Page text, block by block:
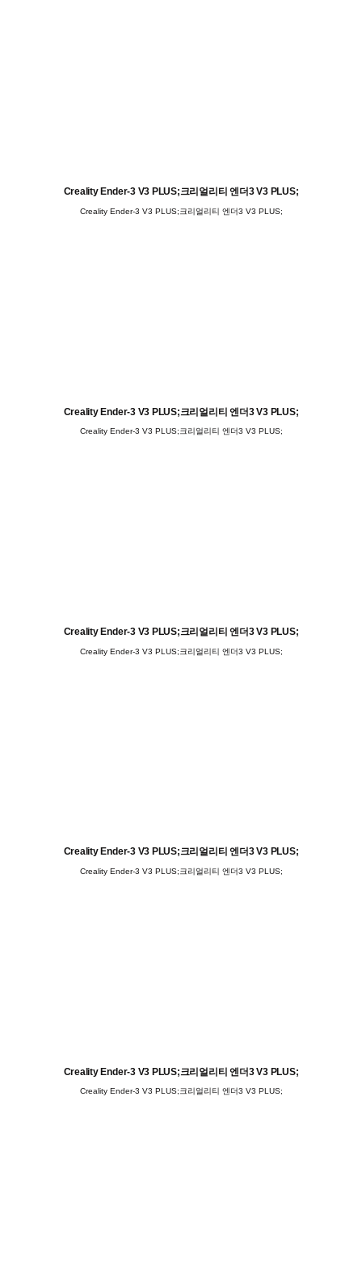
Creality Ender-3 V3 PLUS;크리얼리티 엔더3 V3 PLUS;
Creality Ender-3 V3 PLUS;크리얼리티 엔더3 V3 PLUS;
Creality Ender-3 V3 PLUS;크리얼리티 엔더3 V3 PLUS;
Creality Ender-3 V3 PLUS;크리얼리티 엔더3 V3 PLUS;
Creality Ender-3 V3 PLUS;크리얼리티 엔더3 V3 PLUS;
Creality Ender-3 V3 PLUS;크리얼리티 엔더3 V3 PLUS;
Creality Ender-3 V3 PLUS;크리얼리티 엔더3 V3 PLUS;
Creality Ender-3 V3 PLUS;크리얼리티 엔더3 V3 PLUS;
Creality Ender-3 V3 PLUS;크리얼리티 엔더3 V3 PLUS;
Creality Ender-3 V3 PLUS;크리얼리티 엔더3 V3 PLUS;